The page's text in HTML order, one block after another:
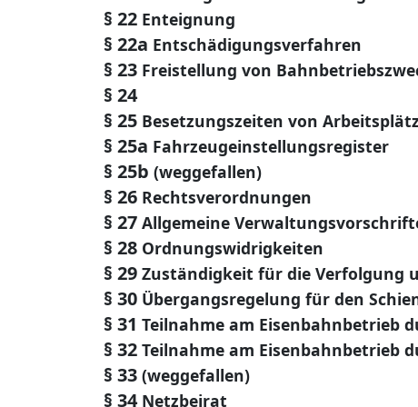
§ 22 Enteignung
§ 22a Entschädigungsverfahren
§ 23 Freistellung von
§ 24
§ 25 Besetzungszeiten von
§ 25a Fahrzeugeinstellungsregister
§ 25b (weggefallen)
§ 26 Rechtsverordnungen
§ 27 Allgemeine
§ 28 Ordnungswidrigkeiten
§ 29 Zuständigkeit für die Verfolgung
§ 30 Übergangsregelung für den
§ 31 Teilnahme am Eisenbahnbetrieb
§ 32 Teilnahme am Eisenbahnbetrieb
§ 33 (weggefallen)
§ 34 Netzbeirat